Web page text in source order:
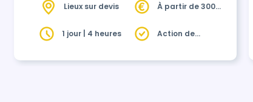
collectivité.Lieux sur devis
À partir de 300€
1 jour | 4 heures
Action de